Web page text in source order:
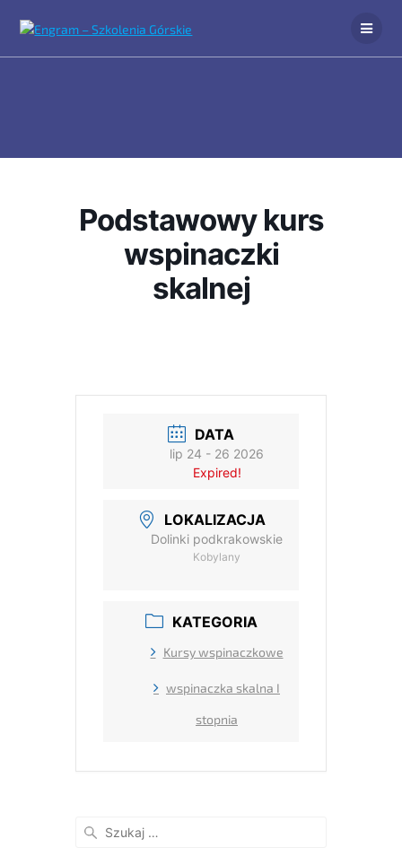
Podstawowy kurs
wspinaczki
skalnej
DATA
lip 24 - 26 2026
Expired!
LOKALIZACJA
Dolinki podkrakowskie
Kobylany
KATEGORIA
Kursy wspinaczkowe
wspinaczka skalna I
stopnia